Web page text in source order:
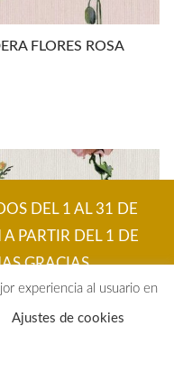
DEL 1 AL 31 DE
PARTIR DEL 1 DE
GRACIAS
FLORES ROSA
experiencia al usuario en
Ajustes de cookies